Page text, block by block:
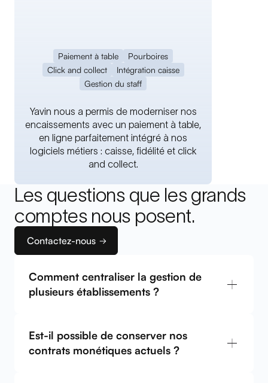
Paiement à table
Pourboires
Click and collect
Intégration caisse
Gestion du staff
Yavin nous a permis de moderniser nos
encaissements avec un paiement à table,
en ligne parfaitement intégré à nos
logiciels métiers : caisse, fidélité et click
and collect.
Pierre BaptisteDirecteur des Opérations
Les questions que les grands
comptes nous posent.
Contactez-nous
Comment centraliser la gestion de
plusieurs établissements ?
Est-il possible de conserver nos
contrats monétiques actuels ?